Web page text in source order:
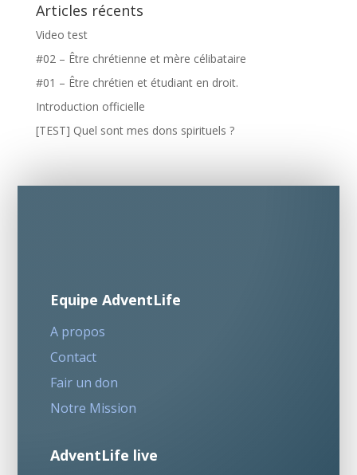
Articles récents
Video test
#02 – Être chrétienne et mère célibataire
#01 – Être chrétien et étudiant en droit.
Introduction officielle
[TEST] Quel sont mes dons spirituels ?
Equipe AdventLife
A propos
Contact
Fair un don
Notre Mission
AdventLife live